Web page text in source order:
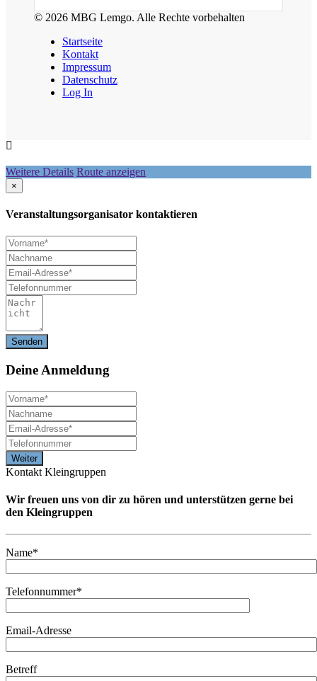
© 2026 MBG Lemgo. Alle Rechte vorbehalten
Startseite
Kontakt
Impressum
Datenschutz
Log In
Weitere Details Route anzeigen
×
Veranstaltungsorganisator kontaktieren
Deine Anmeldung
Kontakt Kleingruppen
Wir freuen uns von dir zu hören und unterstützen gerne bei
den Kleingruppen
Name*
Telefonnummer*
Email-Adresse
Betreff